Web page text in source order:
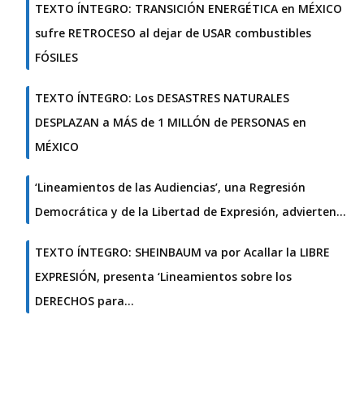
TEXTO ÍNTEGRO: TRANSICIÓN ENERGÉTICA en MÉXICO
sufre RETROCESO al dejar de USAR combustibles
FÓSILES
TEXTO ÍNTEGRO: Los DESASTRES NATURALES
DESPLAZAN a MÁS de 1 MILLÓN de PERSONAS en
MÉXICO
‘Lineamientos de las Audiencias’, una Regresión
Democrática y de la Libertad de Expresión, advierten…
TEXTO ÍNTEGRO: SHEINBAUM va por Acallar la LIBRE
EXPRESIÓN, presenta ‘Lineamientos sobre los
DERECHOS para…